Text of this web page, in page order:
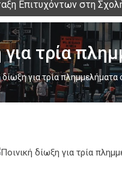
Επιτυχόντων στη
για τρία
δίωξη για τρία